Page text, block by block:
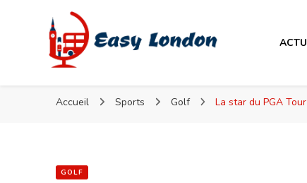
Easy London
Easy London
Accueil Sports Golf La star du PGA
GOLF